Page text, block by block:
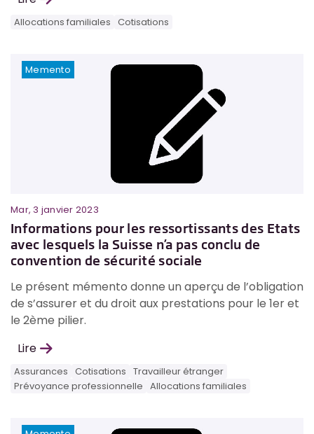
Allocations familiales Cotisations
Memento
Mar, 3 janvier 2023
Informations pour les ressortissants des Etats
avec lesquels la Suisse n’a pas conclu de
convention de sécurité sociale
Le présent mémento donne un aperçu de l’obligation
de s’assurer et du droit aux prestations pour le 1er et
le 2ème pilier.
Lire
Assurances Cotisations Travailleur étranger
Prévoyance professionnelle Allocations familiales